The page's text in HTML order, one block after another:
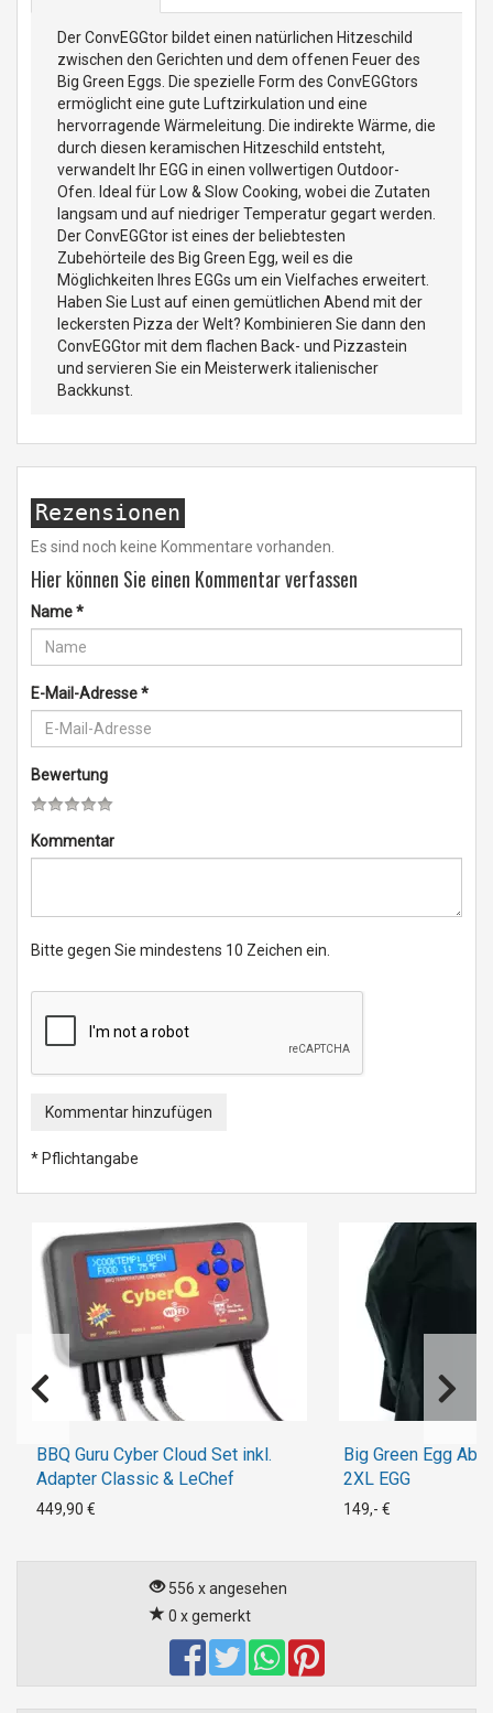
Der ConvEGGtor bildet einen natürlichen Hitzeschild
zwischen den Gerichten und dem offenen Feuer des
Big Green Eggs. Die spezielle Form des ConvEGGtors
ermöglicht eine gute Luftzirkulation und eine
hervorragende Wärmeleitung. Die indirekte Wärme, die
durch diesen keramischen Hitzeschild entsteht,
verwandelt Ihr EGG in einen vollwertigen Outdoor-
Ofen. Ideal für Low & Slow Cooking, wobei die Zutaten
langsam und auf niedriger Temperatur gegart werden.
Der ConvEGGtor ist eines der beliebtesten
Zubehörteile des Big Green Egg, weil es die
Möglichkeiten Ihres EGGs um ein Vielfaches erweitert.
Haben Sie Lust auf einen gemütlichen Abend mit der
leckersten Pizza der Welt? Kombinieren Sie dann den
ConvEGGtor mit dem flachen Back- und Pizzastein
und servieren Sie ein Meisterwerk italienischer
Backkunst.
Rezensionen
Es sind noch keine Kommentare vorhanden.
Hier können Sie einen Kommentar verfassen
Name*
E-Mail-Adresse*
Bewertung
Kommentar
Bitte gegen Sie mindestens 10 Zeichen ein.
Kommentar hinzufügen
* Pflichtangabe
BBQ Guru Cyber Cloud Set inkl.
Adapter Classic & LeChef
449,90 €
Big Green Egg
2XL EGG
149,- €
556 x angesehen
0 x gemerkt